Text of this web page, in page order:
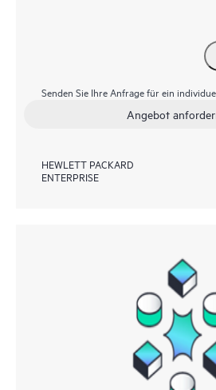
Senden Sie Ihre Anfrage für ein
Angebot
HEWLETT PACKARD
ENTERPRISE